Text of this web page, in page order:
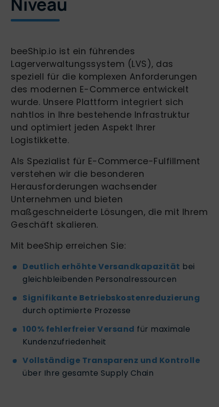
beeShip.io ist ein führendes
Lagerverwaltungssystem (LVS), das
speziell für die komplexen Anforderungen
des modernen E-Commerce entwickelt
wurde. Unsere Plattform integriert sich
nahtlos in Ihre bestehende Infrastruktur
und optimiert jeden Aspekt Ihrer
Logistikkette.
Als Spezialist für E-Commerce-Fulfillment
verstehen wir die besonderen
Herausforderungen wachsender
Unternehmen und bieten
maßgeschneiderte Lösungen, die mit Ihrem
Geschäft skalieren.
Mit beeShip erreichen Sie:
Deutlich erhöhte Versandkapazität bei
gleichbleibenden Personalressourcen
Signifikante Betriebskostenreduzierung
durch optimierte Prozesse
100% fehlerfreier Versand für maximale
Kundenzufriedenheit
Vollständige Transparenz und Kontrolle
über Ihre gesamte Supply Chain